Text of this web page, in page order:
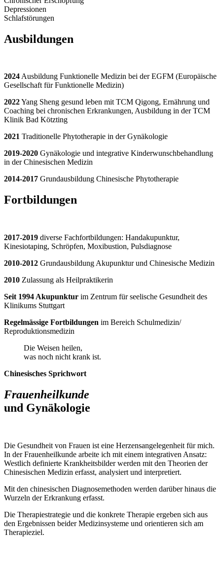
Depressionen
Schlafstörungen
Ausbildungen
2024Ausbildung Funktionelle Medizin bei der EGFM (Europäische
Gesellschaft für Funktionelle Medizin)
2022Yang Sheng gesund leben mit TCM Qigong, Ernährung und
Coaching bei chronischen Erkrankungen, Ausbildung in der TCM
Klinik Bad Kötzting
2021 Traditionelle Phytotherapie in der Gynäkologie
2019-2020 Gynäkologie und integrative Kinderwunschbehandlung
in der Chinesischen Medizin
2014-2017 Grundausbildung Chinesische Phytotherapie
Fortbildungen
2017-2019 diverse Fachfortbildungen: Handakupunktur,
Kinesiotaping, Schröpfen, Moxibustion, Pulsdiagnose
2010-2012 Grundausbildung Akupunktur und Chinesische Medizin
2010 Zulassung als Heilpraktikerin
Seit 1994 Akupunktur im Zentrum für seelische Gesundheit des
Klinikums Stuttgart
Regelmässige Fortbildungen im Bereich Schulmedizin/
Reproduktionsmedizin
Die Weisen heilen,
was noch nicht krank ist.
Chinesisches Sprichwort
Frauenheilkunde
und Gynäkologie
Die Gesundheit von Frauen ist eine Herzensangelegenheit für mich.
In der Frauenheilkunde arbeite ich mit einem integrativen Ansatz:
Westlich definierte Krankheitsbilder werden mit den Theorien der
Chinesischen Medizin erfasst, analysiert und interpretiert.
Mit den chinesischen Diagnosemethoden werden darüber hinaus die
Wurzeln der Erkrankung erfasst.
Die Therapiestrategie und die konkrete Therapie ergeben sich aus
den Ergebnissen beider Medizinsysteme und orientieren sich am
Therapieziel.